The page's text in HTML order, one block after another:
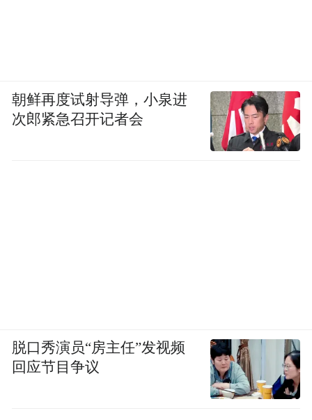
朝鲜再度试射导弹，小泉进
次郎紧急召开记者会
脱口秀演员“房主任”发视频
回应节目争议